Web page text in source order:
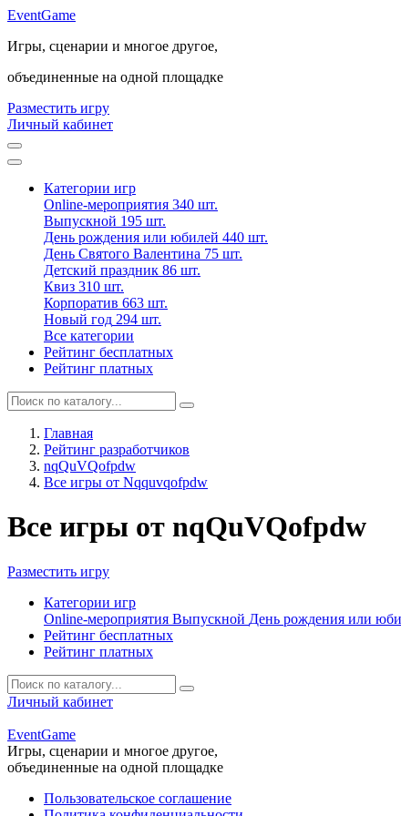
EventGame
Игры, сценарии и многое другое,
объединенные на одной площадке
Разместить игру
Личный кабинет
Категории игр
Online-мероприятия 340 шт.
Выпускной 195 шт.
День рождения или юбилей 440 шт.
День Святого Валентина 75 шт.
Детский праздник 86 шт.
Квиз 310 шт.
Корпоратив 663 шт.
Новый год 294 шт.
Все категории
Рейтинг бесплатных
Рейтинг платных
Главная
Рейтинг разработчиков
nqQuVQofpdw
Все игры от Nqquvqofpdw
Все игры от nqQuVQofpdw
Разместить игру
Категории игр
Online-мероприятия Выпускной День рождения или
Рейтинг бесплатных
Рейтинг платных
Личный кабинет
EventGame
Игры, сценарии и многое другое,
объединенные на одной площадке
Пользовательское соглашение